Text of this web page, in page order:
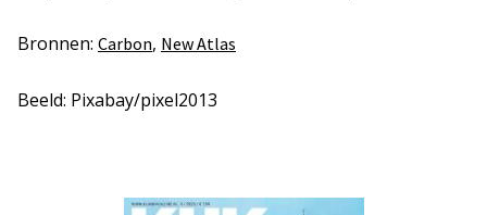
Bronnen: Carbon, New Atlas
Beeld: Pixabay/pixel2013